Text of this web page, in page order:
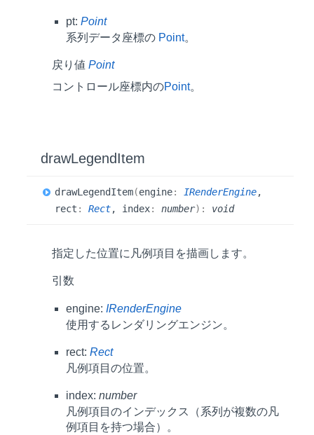
pt: Point
系列データ座標の Point。
戻り値 Point
コントロール座標内のPoint。
drawLegendItem
drawLegendItem(engine: IRenderEngine,
rect : Rect, index: number) : void
指定した位置に凡例項目を描画します。
引数
engine: IRenderEngine
使用するレンダリングエンジン。
rect: Rect
凡例項目の位置。
index: number
凡例項目のインデックス（系列が複数の凡
例項目を持つ場合）。